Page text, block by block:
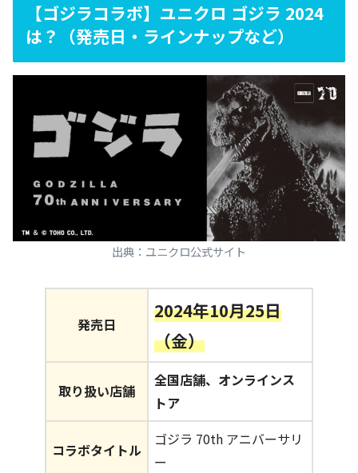
【ゴジラコラボ】ユニクロ ゴジラ 2024
は？（発売日・ラインナップなど）
出典：ユニクロ公式サイト
発売日
2024年10月25日
（金）
取り扱い店舗
全国店舗、オンラインス
トア
コラボタイトル
ゴジラ 70th アニバーサリ
ー